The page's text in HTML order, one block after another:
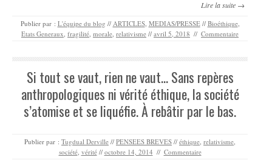
Lire la suite →
Publier par : L'équipe du blog // ARTICLES, MEDIAS/PRESSE // Bioéthique,
Etats Generaux fragilité morale relativisme // avril 5, 2018 // Commentaire
Si tout se vaut, rien ne vaut… Sans repères
anthropologiques ni vérité éthique, la société
s’atomise et se liquéfie. À rebâtir par le bas.
Publier par : Tugdual Derville // PENSEES BREVES // éthique relativisme
société, vérité // octobre 14, 2014 // Commentaire